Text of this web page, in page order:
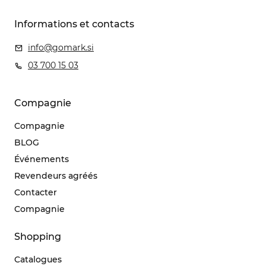
Informations et contacts
info@gomark.si
03 700 15 03
Compagnie
Compagnie
BLOG
Événements
Revendeurs agréés
Contacter
Compagnie
Shopping
Catalogues